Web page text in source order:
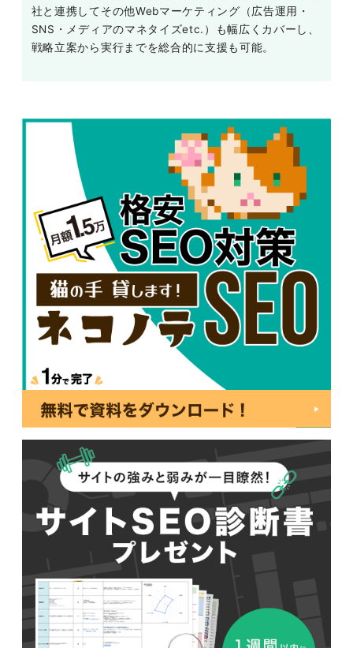
社と連携してその他Webマーケティング（広告運用・
SNS・メディアのマネタイズetc.）も幅広くカバーし、
戦略立案から実行までを総合的に支援も可能。